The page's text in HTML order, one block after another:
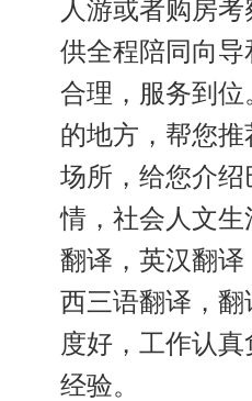
人游或者购房
供全程陪同向
合理，服务到
的地方，帮您
场所，给您介绍
情，社会人文
翻译，英汉翻
西三语翻译，
度好，工作认
经验。